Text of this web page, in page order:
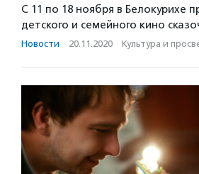
С 11 по 18 ноября в Белокурихе
детского и семейного кино
Новости · 20.11.2020 · Культура и